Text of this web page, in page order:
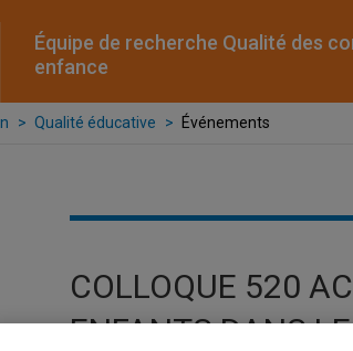
Équipe de recherche Qualité des
enfance
Qualité éducative Événements
COLLOQUE 520
ENFANTS DANS